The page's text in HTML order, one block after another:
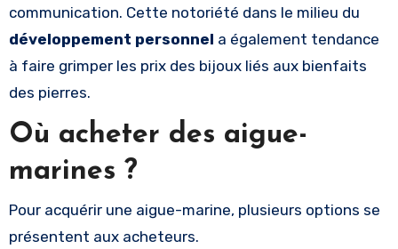
communication. Cette notoriété dans le milieu du
développement personnel a également tendance
à faire grimper les prix des bijoux liés aux bienfaits
des pierres.
Où acheter des aigue-
marines ?
Pour acquérir une aigue-marine, plusieurs options se
présentent aux acheteurs.